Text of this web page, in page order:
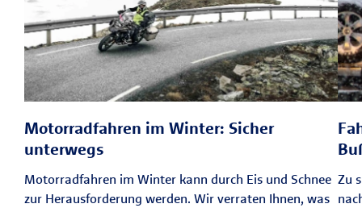
Motorradfahren im Winter: Sicher
unterwegs
Motorradfahren im Winter kann durch Eis und Schnee
zur Herausforderung werden. Wir verraten Ihnen, was
Zu